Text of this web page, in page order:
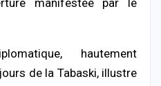
hautement
de la Tabaski, illustre